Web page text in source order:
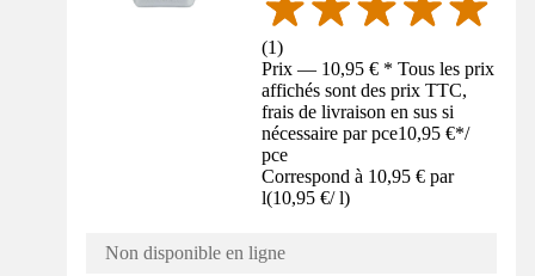
(1)
Prix — 10,95 € * Tous les prix
affichés sont des prix TTC,
frais de livraison en sus si
nécessaire par pce10,95 €*/
pce
Correspond à 10,95 € par
l(10,95 €/ l)
Non disponible en ligne